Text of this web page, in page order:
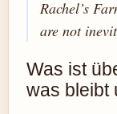
Rachel’s
are not
Was ist
was bleibt